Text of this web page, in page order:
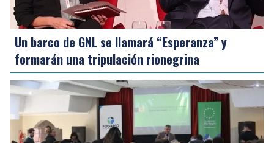
Un barco de GNL se llamará “Esperanza” y
formarán una tripulación rionegrina